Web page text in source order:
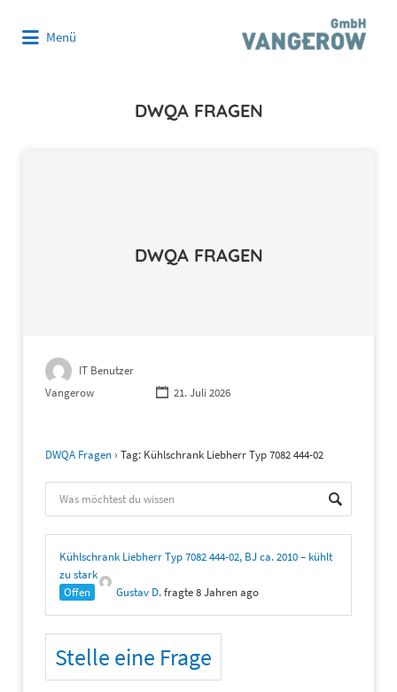
Menü
DWQA FRAGEN
DWQA FRAGEN
IT Benutzer
Vangerow
21. Juli 2026
DWQA Fragen › Tag: Kühlschrank Liebherr Typ 7082 444-02
Kühlschrank Liebherr Typ 7082 444-02, BJ ca. 2010 – kühlt
zu stark
Offen
Gustav D.fragte 8 Jahren ago
Stelle eine Frage